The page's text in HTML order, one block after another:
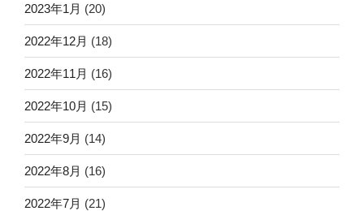
2023年1月 (20)
2022年12月 (18)
2022年11月 (16)
2022年10月 (15)
2022年9月 (14)
2022年8月 (16)
2022年7月 (21)